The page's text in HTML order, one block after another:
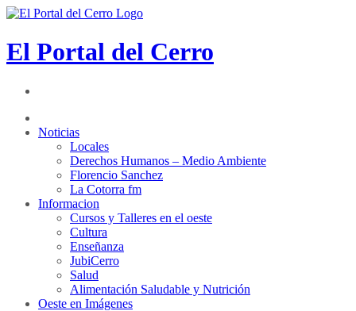
El Portal del Cerro
Noticias
Locales
Derechos Humanos – Medio Ambiente
Florencio Sanchez
La Cotorra fm
Informacion
Cursos y Talleres en el oeste
Cultura
Enseñanza
JubiCerro
Salud
Alimentación Saludable y Nutrición
Oeste en Imágenes